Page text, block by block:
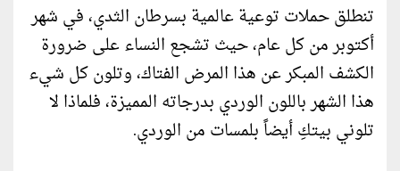
تنطلق حملات توعية عالمية بسرطان الثدي، في شهر
أكتوبر من كل عام، حيث تشجع النساء على ضرورة
الكشف المبكر عن هذا المرض الفتاك، وتلون كل شيء
هذا الشهر باللون الوردي بدرجاته المميزة، فلماذا لا
تلوني بيتكِ أيضاً بلمسات من الوردي.